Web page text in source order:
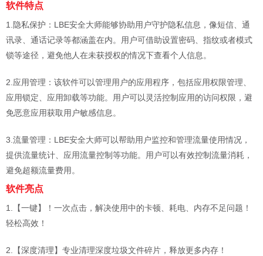
软件特点
1.隐私保护：LBE安全大师能够协助用户守护隐私信息，像短信、通
讯录、通话记录等都涵盖在内。用户可借助设置密码、指纹或者模式
锁等途径，避免他人在未获授权的情况下查看个人信息。
2.应用管理：该软件可以管理用户的应用程序，包括应用权限管理、
应用锁定、应用卸载等功能。用户可以灵活控制应用的访问权限，避
免恶意应用获取用户敏感信息。
3.流量管理：LBE安全大师可以帮助用户监控和管理流量使用情况，
提供流量统计、应用流量控制等功能。用户可以有效控制流量消耗，
避免超额流量费用。
软件亮点
1.【一键】！一次点击，解决使用中的卡顿、耗电、内存不足问题！
轻松高效！
2.【深度清理】专业清理深度垃圾文件碎片，释放更多内存！